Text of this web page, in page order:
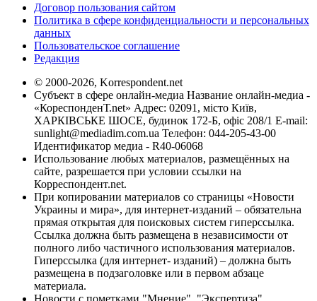
Договор пользования сайтом
Политика в сфере конфиденциальности и персональных
данных
Пользовательское соглашение
Редакция
© 2000-2026, Korrespondent.net
Субъект в сфере онлайн-медиа Название онлайн-медиа -
«КореспонденТ.net» Адрес: 02091, місто Київ,
ХАРКІВСЬКЕ ШОСЕ, будинок 172-Б, офіс 208/1 E-mail:
sunlight@mediadim.com.ua Телефон: 044-205-43-00
Идентификатор медиа - R40-06068
Использование любых материалов, размещённых на
сайте, разрешается при условии ссылки на
Корреспондент.net.
При копировании материалов со страницы «Новости
Украины и мира», для интернет-изданий – обязательна
прямая открытая для поисковых систем гиперссылка.
Ссылка должна быть размещена в независимости от
полного либо частичного использования материалов.
Гиперссылка (для интернет- изданий) – должна быть
размещена в подзаголовке или в первом абзаце
материала.
Новости с пометками "Мнение", "Экспертиза",